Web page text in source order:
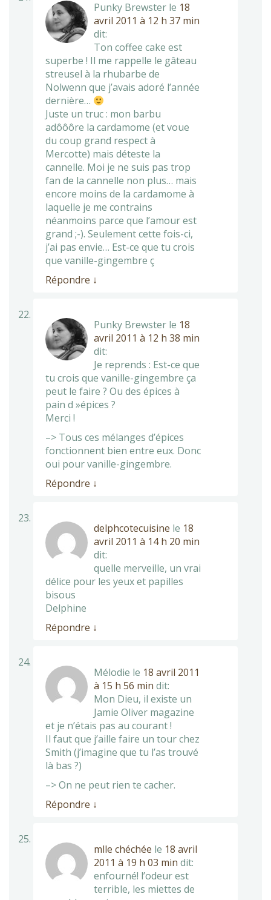
Punky Brewster le 18
avril 2011 à 12 h 37 min
dit:
Ton coffee cake est
superbe ! Il me rappelle le gâteau
streusel à la rhubarbe de
Nolwenn que j’avais adoré l’année
dernière…
Juste un truc : mon barbu
adôôôre la cardamome (et voue
du coup grand respect à
Mercotte) mais déteste la
cannelle. Moi je ne suis pas trop
fan de la cannelle non plus… mais
encore moins de la cardamome à
laquelle je me contrains
néanmoins parce que l’amour est
grand ;-). Seulement cette fois-ci,
j’ai pas envie… Est-ce que tu crois
que vanille-gingembre ç
Répondre ↓
Punky Brewster le 18
avril 2011 à 12 h 38 min
dit:
Je reprends : Est-ce que
tu crois que vanille-gingembre ça
peut le faire ? Ou des épices à
pain d »épices ?
Merci !
–> Tous ces mélanges d’épices
fonctionnent bien entre eux. Donc
oui pour vanille-gingembre.
Répondre ↓
delphcotecuisine le 18
avril 2011 à 14 h 20 min
dit:
quelle merveille, un vrai
délice pour les yeux et papilles
bisous
Delphine
Répondre ↓
Mélodie le 18 avril 2011
à 15 h 56 min dit:
Mon Dieu, il existe un
Jamie Oliver magazine
et je n’étais pas au courant !
Il faut que j’aille faire un tour chez
Smith (j’imagine que tu l’as trouvé
là bas ?)
–> On ne peut rien te cacher.
Répondre ↓
mlle chéchée le 18 avril
2011 à 19 h 03 min dit:
enfourné! l’odeur est
terrible, les miettes de